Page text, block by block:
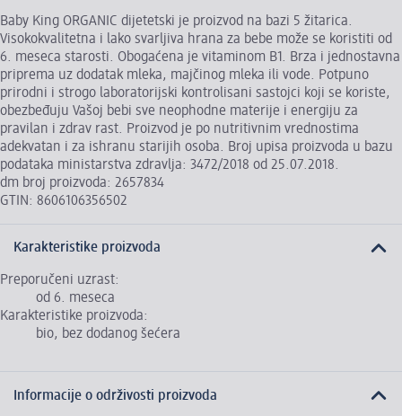
Baby King ORGANIC dijetetski je proizvod na bazi 5 žitarica.
Visokokvalitetna i lako svarljiva hrana za bebe može se koristiti od
6. meseca starosti. Obogaćena je vitaminom B1. Brza i jednostavna
priprema uz dodatak mleka, majčinog mleka ili vode. Potpuno
prirodni i strogo laboratorijski kontrolisani sastojci koji se koriste,
obezbeđuju Vašoj bebi sve neophodne materije i energiju za
pravilan i zdrav rast. Proizvod je po nutritivnim vrednostima
adekvatan i za ishranu starijih osoba. Broj upisa proizvoda u bazu
podataka ministarstva zdravlja: 3472/2018 od 25.07.2018.
dm broj proizvoda: 2657834
GTIN: 8606106356502
Karakteristike proizvoda
Preporučeni uzrast:
od 6. meseca
Karakteristike proizvoda:
bio, bez dodanog šećera
Informacije o održivosti proizvoda